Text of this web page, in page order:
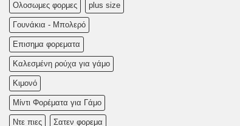
Oλoσωμες φoρμες plus size
Γουνάκια - Μπολερό
Επισημα φορεματα
Καλεσμένη ρούχα για γάμο
Κιμονό
Μίντι Φορέματα για Γάμο
Ντε πιες Σατεν φορεμα